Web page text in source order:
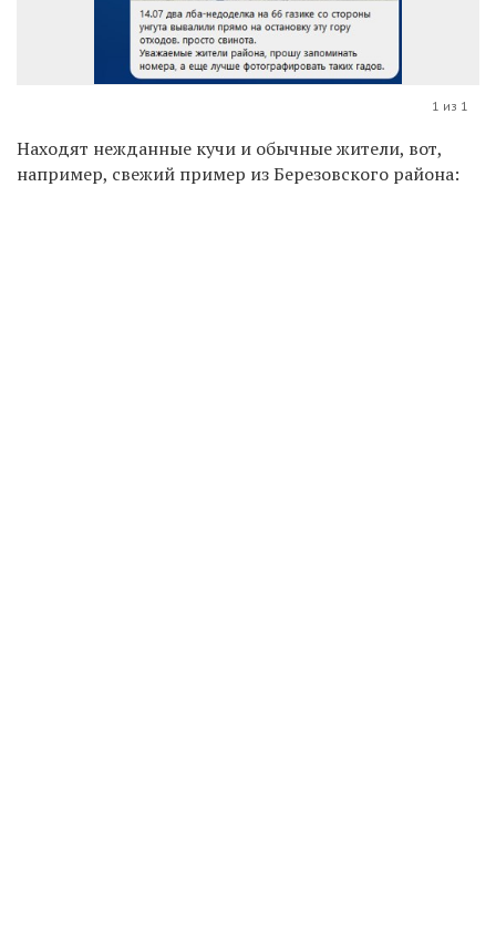
1 из 1
Находят нежданные кучи и обычные жители, вот,
например, свежий пример из Березовского района: